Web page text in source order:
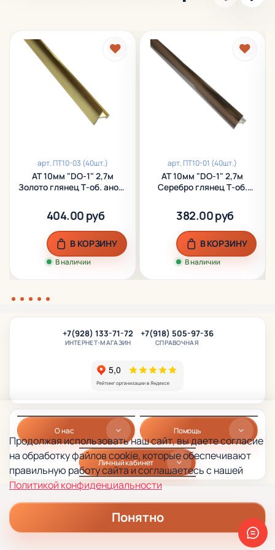
арт.ПТ10-03 (40шт.)
АТ 10мм "DO-1" 2,7м
Золото глянец Т-об. анод.
404.00 руб
В наличии
В КОРЗИНУ
арт.ПТ10-01 (40шт.)
АТ 10мм "DO-1" 2,7м
Серебро глянец Т-об.
382.00 руб
В наличии
В КОРЗИНУ
О нас Помощь
Личный кабинет
+7(928) 133-71-72
ИНТЕРНЕТ-МАГАЗИН
+7(918) 505-97-36
СПРАВОЧНАЯ
Продолжая использовать наш сайт, вы даете согласие
на обработку файлов cookie, которые обеспечивают
правильную работу сайта и соглашаетесь с нашей
Политикой конфиденциальности
Понятно